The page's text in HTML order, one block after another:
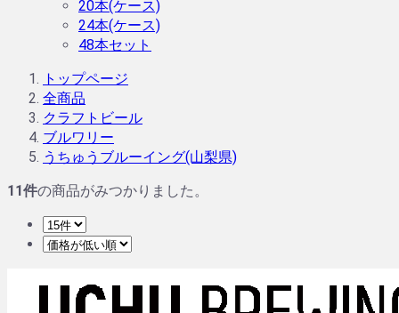
20本(ケース)
24本(ケース)
48本セット
トップページ
全商品
クラフトビール
ブルワリー
うちゅうブルーイング(山梨県)
11件の商品がみつかりました。